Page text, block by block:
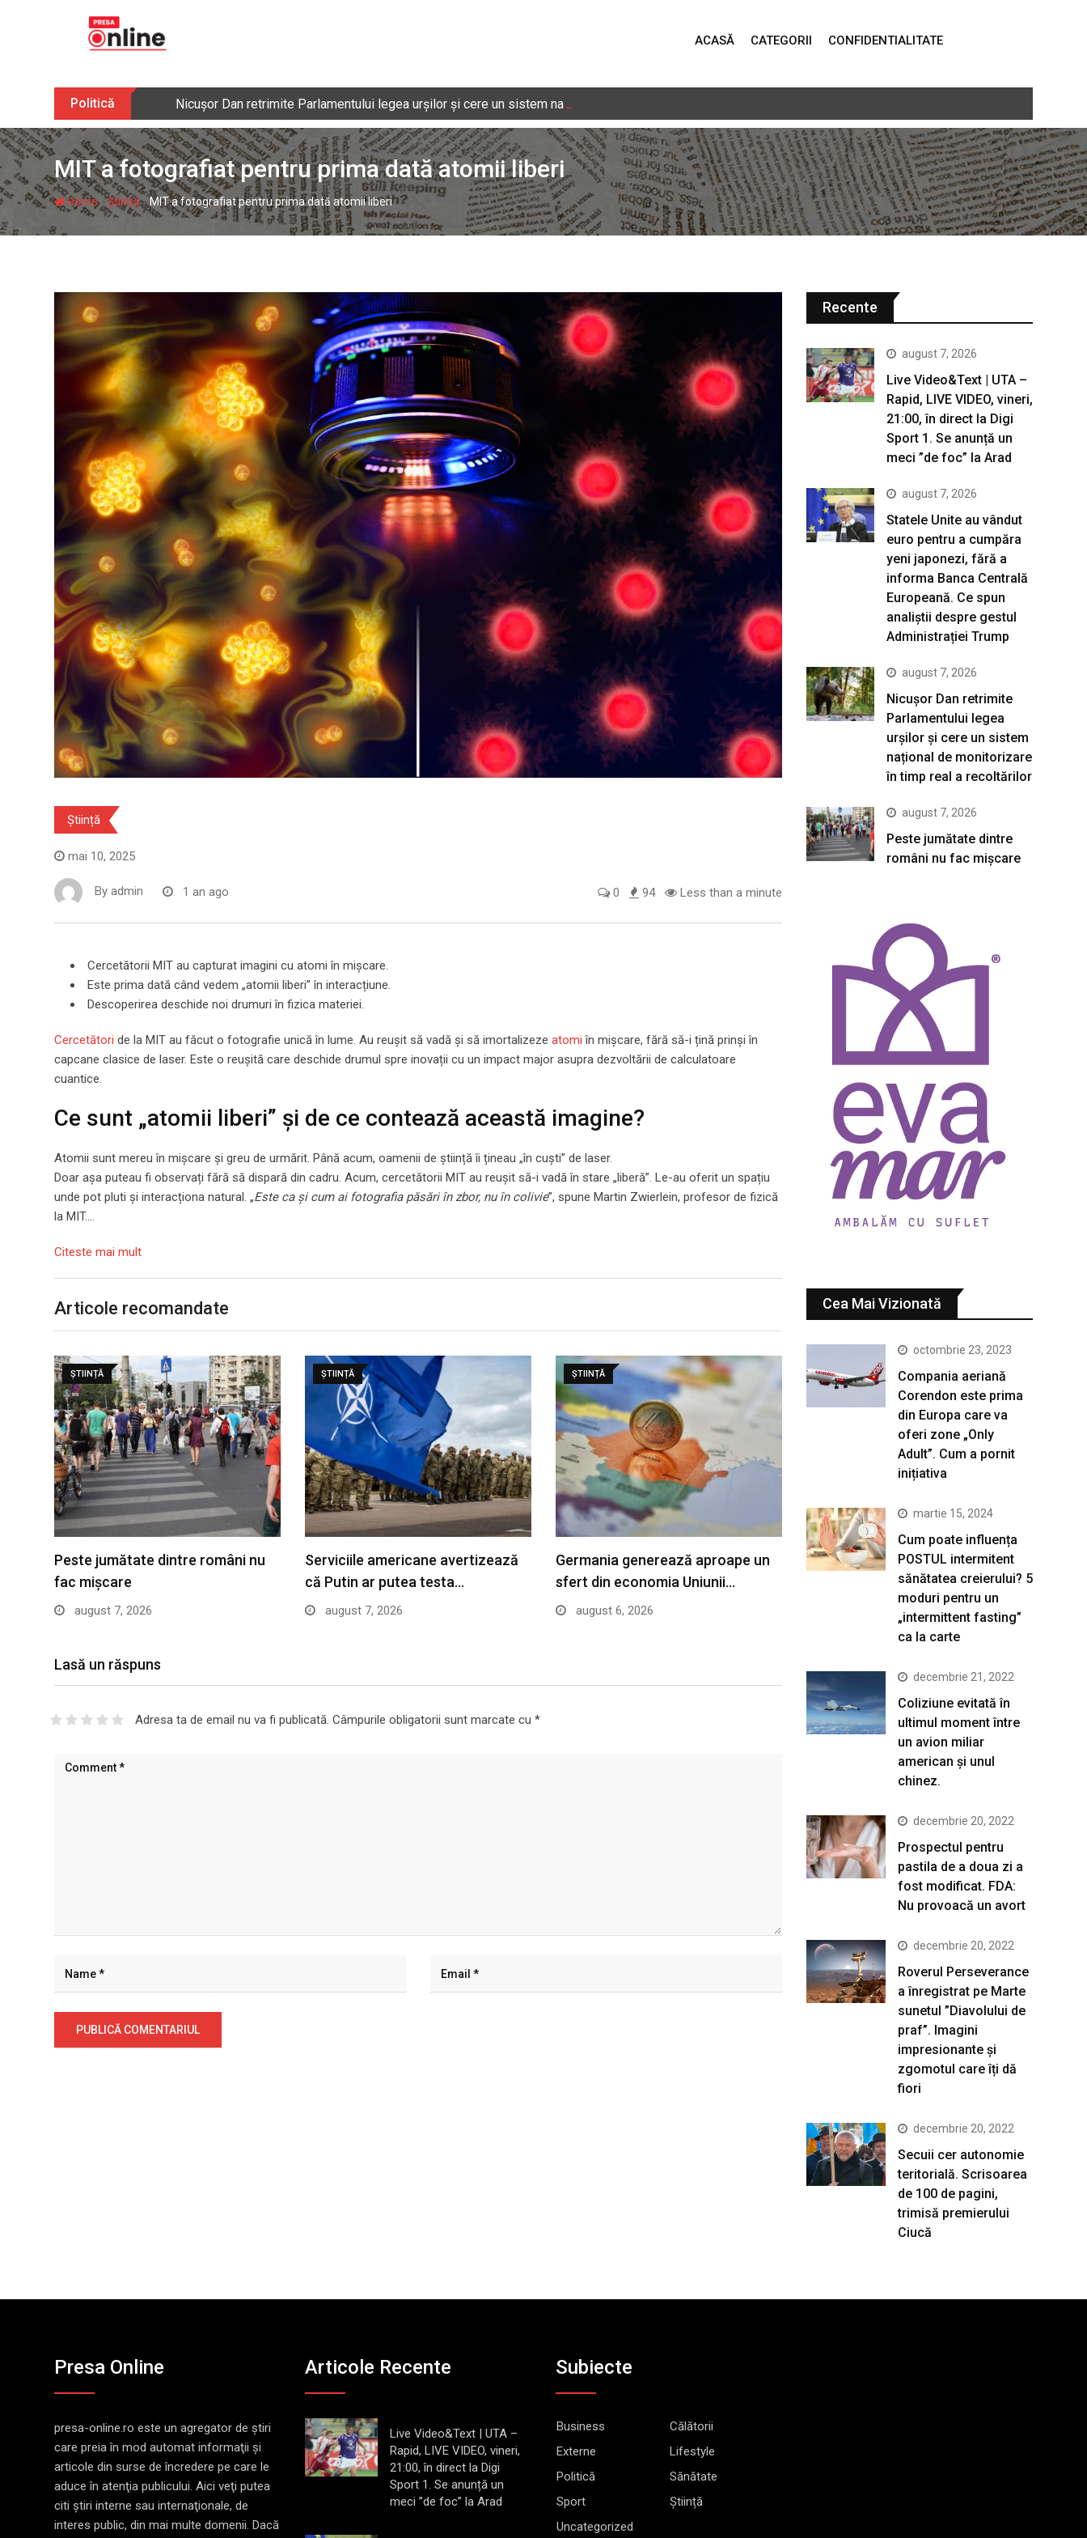
ACASĂ CATEGORII CONFIDENTIALITATE
Politică Nicușor Dan retrimite Parlamentului legea urșilor și cere un sistem național de monitorizare în timp real a recoltărilor
MIT a fotografiat pentru prima dată atomii liberi
Home-Știință-MIT a fotografiat pentru prima dată atomii liberi
Știință
mai 10, 2025
By admin 1 an ago 0 94 Less than a minute
Cercetătorii MIT au capturat imagini cu atomi în mișcare.
Este prima dată când vedem „atomii liberi” în interacțiune.
Descoperirea deschide noi drumuri în fizica materiei.
Cercetători de la MIT au făcut o fotografie unică în lume. Au reușit să vadă și să imortalizeze atomiîn mișcare, fără să-i țină prinși în
capcane clasice de laser. Este o reușită care deschide drumul spre inovații cu un impact major asupra dezvoltării de calculatoare
cuantice.
Ce sunt „atomii liberi” și de ce contează această imagine?
Atomii sunt mereu în mișcare și greu de urmărit. Până acum, oamenii de știință îi țineau „în cuști” de laser.
Doar așa puteau fi observați fără să dispară din cadru. Acum, cercetătorii MIT au reușit să-i vadă în stare „liberă”. Le-au oferit un spațiu
unde pot pluti și interacționa natural. „Este ca și cum ai fotografia păsări în zbor, nu în colivie”, spune Martin Zwierlein, profesor de fizică
la MIT….
Citeste mai mult
Articole recomandate
ȘTIINȚĂ
Peste jumătate dintre români nu
fac mișcare
august 7, 2026
ȘTIINȚĂ
Serviciile americane avertizează
că Putin ar putea testa…
august 7, 2026
ȘTIINȚĂ
Germania generează aproape un
sfert din economia Uniunii…
august 6, 2026
Lasă un răspuns
Adresa ta de email nu va fi publicată. Câmpurile obligatorii sunt marcate cu *
Recente
august 7, 2026
Live Video&Text | UTA –
Rapid, LIVE VIDEO, vineri,
21:00, în direct la Digi
Sport 1. Se anunță un
meci ”de foc” la Arad
august 7, 2026
Statele Unite au vândut
euro pentru a cumpăra
yeni japonezi, fără a
informa Banca Centrală
Europeană. Ce spun
analiștii despre gestul
Administrației Trump
august 7, 2026
Nicușor Dan retrimite
Parlamentului legea
urșilor și cere un sistem
național de monitorizare
în timp real a recoltărilor
august 7, 2026
Peste jumătate dintre
români nu fac mișcare
Cea Mai Vizionată
octombrie 23, 2023
Compania aeriană
Corendon este prima
din Europa care va
oferi zone „Only
Adult”. Cum a pornit
inițiativa
martie 15, 2024
Cum poate influența
POSTUL intermitent
sănătatea creierului? 5
moduri pentru un
„intermittent fasting”
ca la carte
decembrie 21, 2022
Coliziune evitată în
ultimul moment între
un avion miliar
american şi unul
chinez.
decembrie 20, 2022
Prospectul pentru
pastila de a doua zi a
fost modificat. FDA:
Nu provoacă un avort
decembrie 20, 2022
Roverul Perseverance
a înregistrat pe Marte
sunetul ”Diavolului de
praf”. Imagini
impresionante și
zgomotul care îți dă
fiori
decembrie 20, 2022
Secuii cer autonomie
teritorială. Scrisoarea
de 100 de pagini,
trimisă premierului
Ciucă
Presa Online
presa-online.ro este un agregator de ştiri
care preia în mod automat informaţii şi
articole din surse de încredere pe care le
aduce în atenţia publicului. Aici veţi putea
citi ştiri interne sau internaţionale, de
interes public, din mai multe domenii. Dacă
Articole Recente
Live Video&Text | UTA –
Rapid, LIVE VIDEO, vineri,
21:00, în direct la Digi
Sport 1. Se anunță un
meci ”de foc” la Arad
Subiecte
Business
Călătorii
Externe
Lifestyle
Politică
Sănătate
Sport
Știință
Uncategorized